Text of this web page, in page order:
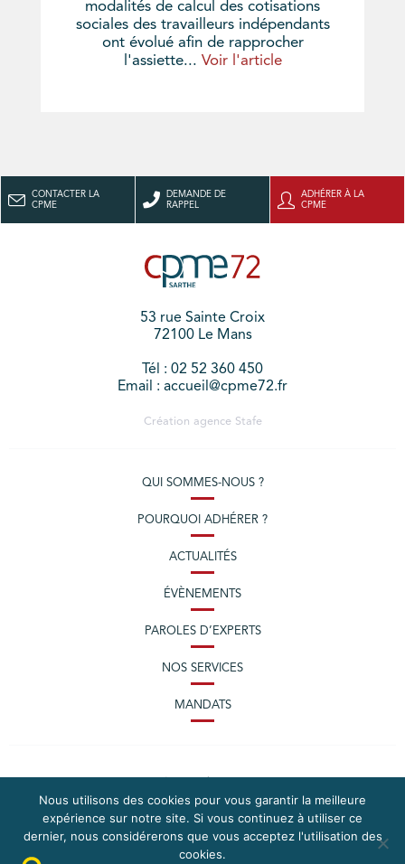
modalités de calcul des cotisations
sociales des travailleurs indépendants
ont évolué afin de rapprocher
l'assiette... Voir l'article
CONTACTER LA
CPME
DEMANDE DE
RAPPEL
ADHÉRER À LA
CPME
53 rue Sainte Croix
72100 Le Mans
Tél : 02 52 360 450
Email : accueil@cpme72.fr
Création agence Stafe
QUI SOMMES-NOUS ?
POURQUOI ADHÉRER ?
ACTUALITÉS
ÉVÈNEMENTS
PAROLES D’EXPERTS
NOS SERVICES
MANDATS
Nous utilisons des cookies pour vous garantir la meilleure
expérience sur notre site. Si vous continuez à utiliser ce
dernier, nous considérerons que vous acceptez l'utilisation des
cookies.